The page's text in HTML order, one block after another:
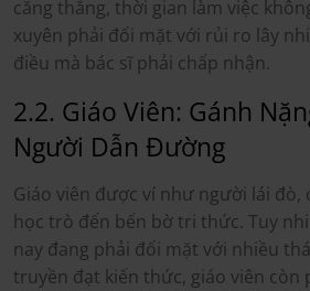
căng thẳng, thời gian làm việc
xuyên phải đối mặt với rủi ro lây
điều mà bác sĩ phải chấp nhận.
2.2. Giáo Viên: Gánh
Người Dẫn Đường
Giáo viên được ví như người lái đò,
học trò đến bến bờ tri thức. Tuy
nay đang phải đối mặt với nhiều
truyền đạt kiến thức, giáo viên còn